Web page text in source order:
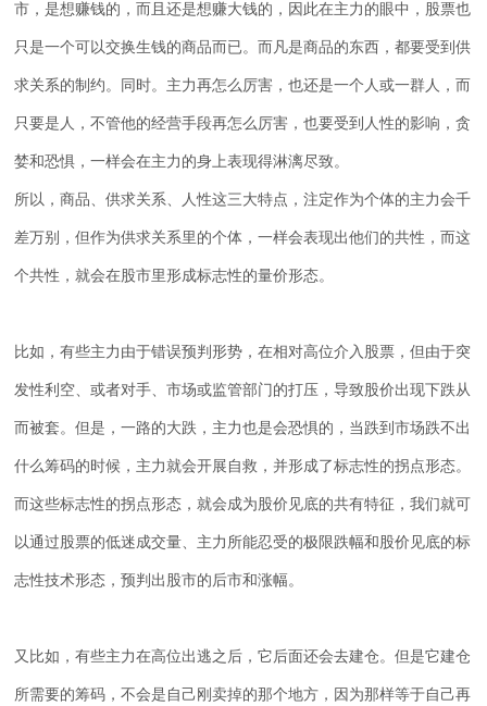
市，是想赚钱的，而且还是想赚大钱的，因此在主力的眼中，股票也
只是一个可以交换生钱的商品而已。而凡是商品的东西，都要受到供
求关系的制约。同时。主力再怎么厉害，也还是一个人或一群人，而
只要是人，不管他的经营手段再怎么厉害，也要受到人性的影响，贪
婪和恐惧，一样会在主力的身上表现得淋漓尽致。
所以，商品、供求关系、人性这三大特点，注定作为个体的主力会千
差万别，但作为供求关系里的个体，一样会表现出他们的共性，而这
个共性，就会在股市里形成标志性的量价形态。
比如，有些主力由于错误预判形势，在相对高位介入股票，但由于突
发性利空、或者对手、市场或监管部门的打压，导致股价出现下跌从
而被套。但是，一路的大跌，主力也是会恐惧的，当跌到市场跌不出
什么筹码的时候，主力就会开展自救，并形成了标志性的拐点形态。
而这些标志性的拐点形态，就会成为股价见底的共有特征，我们就可
以通过股票的低迷成交量、主力所能忍受的极限跌幅和股价见底的标
志性技术形态，预判出股市的后市和涨幅。
又比如，有些主力在高位出逃之后，它后面还会去建仓。但是它建仓
所需要的筹码，不会是自己刚卖掉的那个地方，因为那样等于自己再